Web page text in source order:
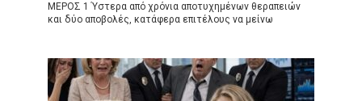
ΜΕΡΟΣ 1 Ύστερα από χρόνια αποτυχημένων θεραπειών
και δύο αποβολές, κατάφερα επιτέλους να μείνω